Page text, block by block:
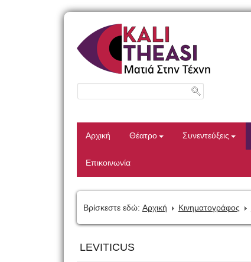
Αρχική Θέατρο Συνεντεύξεις
Επικοινωνία
Βρίσκεστε εδώ: Αρχική Κινηματογράφος
LEVITICUS